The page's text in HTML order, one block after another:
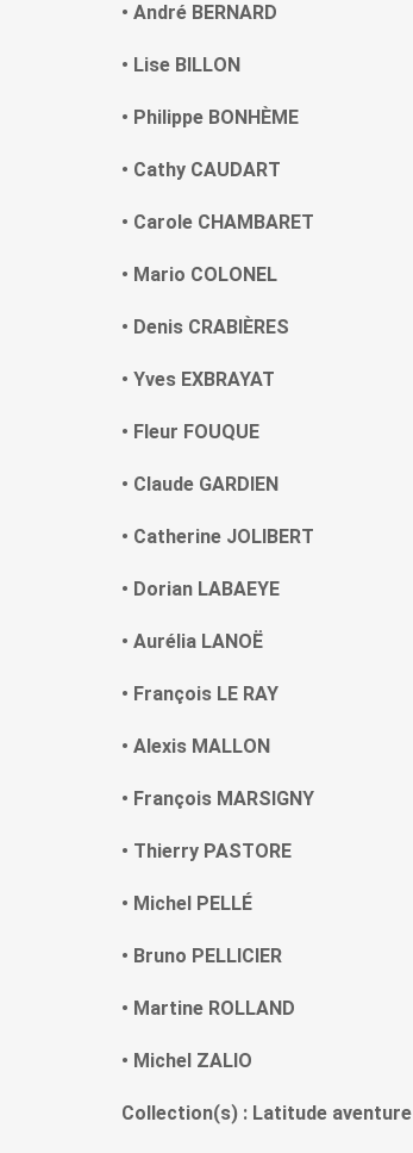
• André BERNARD
• Lise BILLON
• Philippe BONHÈME
• Cathy CAUDART
• Carole CHAMBARET
• Mario COLONEL
• Denis CRABIÈRES
• Yves EXBRAYAT
• Fleur FOUQUE
• Claude GARDIEN
• Catherine JOLIBERT
• Dorian LABAEYE
• Aurélia LANOË
• François LE RAY
• Alexis MALLON
• François MARSIGNY
• Thierry PASTORE
• Michel PELLÉ
• Bruno PELLICIER
• Martine ROLLAND
• Michel ZALIO
Collection(s) : Latitude aventure